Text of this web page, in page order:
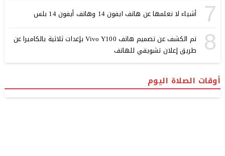
7 أشياء لا نعلمها عن هاتف ايفون 14 وهاتف أيفون 14 بلس
8
تم الكشف عن تصميم هاتف Vivo Y100 بإعدات ثلاثية بالكاميرا عن
طريق إعلان تشويقي للهاتف
أوقات الصلاة اليوم